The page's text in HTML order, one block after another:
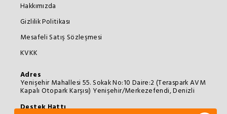
Hakkımızda
Gizlilik Politikası
Mesafeli Satış Sözleşmesi
KVKK
Adres
Yenişehir Mahallesi 55. Sokak No:10 Daire:2 (Teraspark AVM
Kapalı Otopark Karşısı) Yenişehir/Merkezefendi, Denizli
Destek Hattı